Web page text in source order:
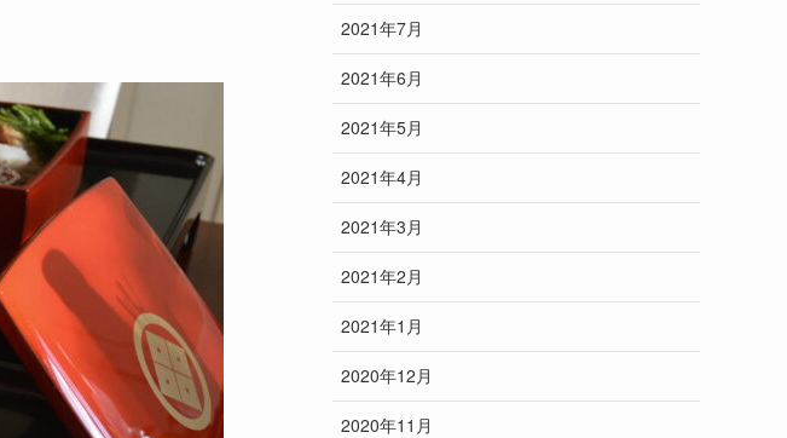
2021年7月
2021年6月
2021年5月
2021年4月
2021年3月
2021年2月
2021年1月
2020年12月
2020年11月